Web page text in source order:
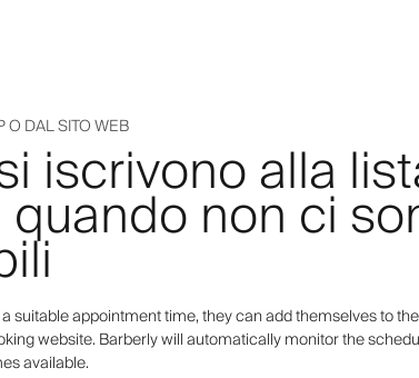
O DAL SITO WEB
iscrivono alla
non ci
suitable appointment time, they can add themselves to
website. Barberly will automatically monitor the
available.